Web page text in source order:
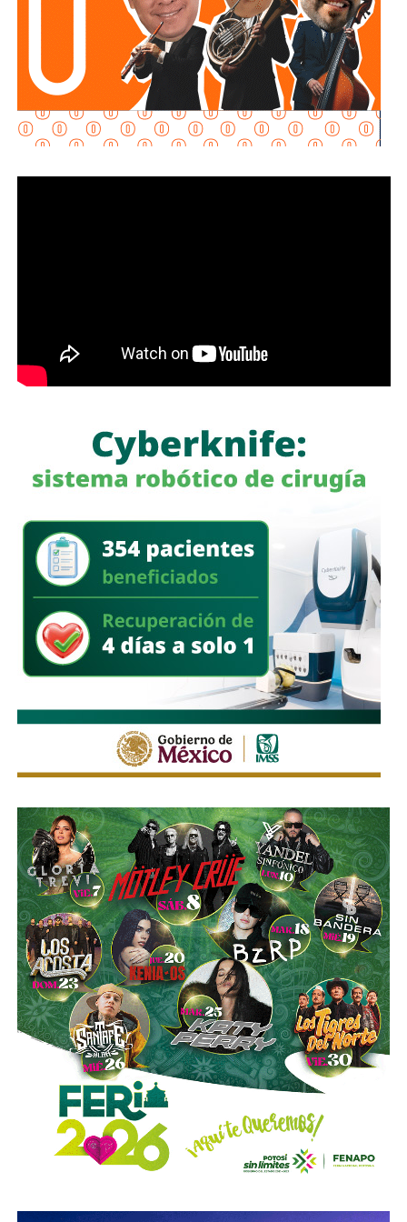
Martínez Acosta señaló quela dependencia mantiene
disposición para que Uber complete el procedimiento
y pueda operar conforme a la ley, por lo que descartó que
exista una postura de persecución hacia la empresa.
“No es un tema de persecución ni de cacería. Al contrario,
buscamos que ellos mismos nos ayuden a que la
a quienes se les ha explicado el proceso de
regularización.
deja a los propios conductores en una situación de
vulnerabilidad,al no contar con las condiciones legales
previstas por la normativa estatal.
“Es la empresa la que no cumple con lo que las leyes
locales establecen y eso deja a los operadores en estado
de indefensión”, señaló.
Respecto a la llegada de nuevas plataformas digitales al
estado, Martínez Acosta consideró que la
competencia representa una oportunidad para
mejorar la calidad del servicio de transporte.
“Hoy el gremio del taxismo entiende que la competencia
es buena. Ellos estarán tratando de mejorar y brindar un
mejor servicio, mientras que la ciudadanía podrá elegir la
opción que considere más conveniente”, comentó.
La titular de la SCT reiteró que, mientras Uber no complete
el procedimiento administrativo y cumpla con las
obligaciones previstas en la ley, la plataforma no podrá
prestar el servicio de transporte en San Luis Potosí.
También lee:Ya es oficial: MiTaxi será la plataforma oficial
de transporte de la Fenapo 2026